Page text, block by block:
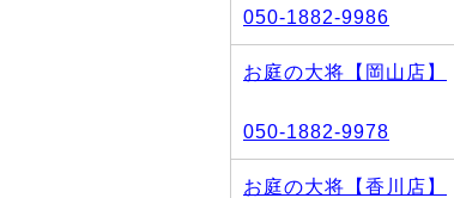
050-1882-9986
お庭の大将【岡山店】
050-1882-9978
お庭の大将【香川店】